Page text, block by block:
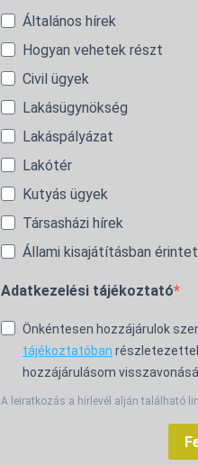
Általános hírek
Hogyan vehetek részt
Civil ügyek
Lakásügynökség
Lakáspályázat
Lakótér
Kutyás ügyek
Társasházi hírek
Állami kisajátításban
Adatkezelési tájékoztató
Önkéntesen hozzájárulok
tájékoztatóban
hozzájárulásom
A leiratkozás a hírlevél alján található